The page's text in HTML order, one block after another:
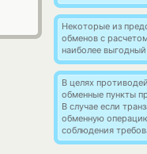
Некоторые из
обменов с
наиболее
В целях
обменные пункты
В случае если
обменную
соблюдения